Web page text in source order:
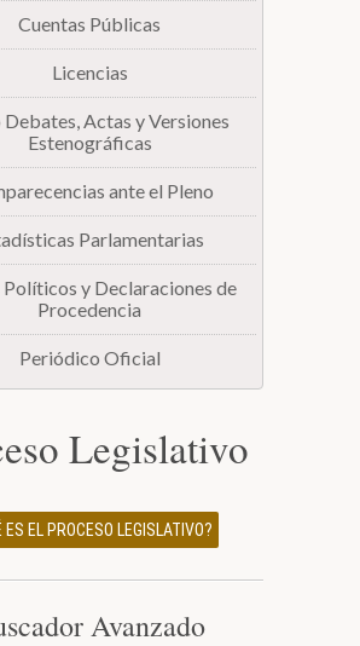
Cuentas Públicas
Licencias
Actas y Versiones
Estenográficas
ante el Pleno
Parlamentarias
Políticos y Declaraciones de
Procedencia
Periódico Oficial
Legislativo
ES EL PROCESO LEGISLATIVO?
Avanzado